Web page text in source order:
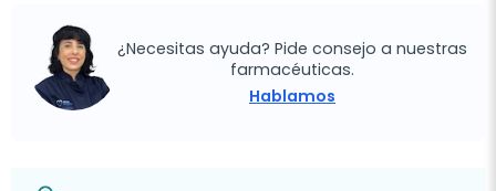
¿Necesitas ayuda? Pide consejo a nuestras
farmacéuticas.
Hablamos